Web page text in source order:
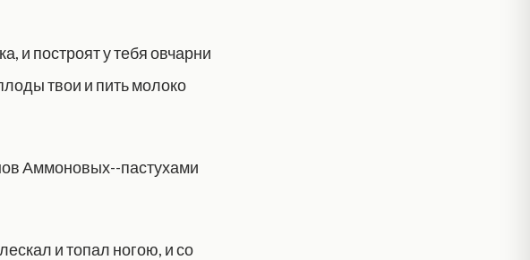
и построят у тебя овчарни
твои и пить молоко
Аммоновых--пастухами
и топал ногою, и со